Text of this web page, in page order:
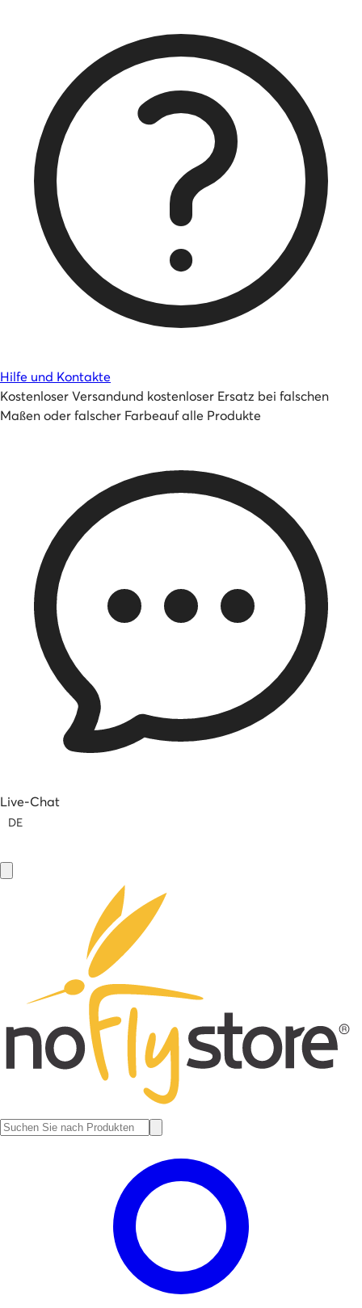
Hilfe und Kontakte
Kostenloser Versandund kostenloser Ersatz bei falschen
Maßen oder falscher Farbeauf alle Produkte
Live-Chat
DE